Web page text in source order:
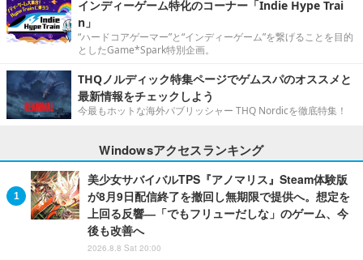
インディーゲーム特化のコーナー「Indie Hype Trai
n」
“ハードコアゲーマー”と“インディーゲーム”を繋げることを目的
としたGame*Spark特別企画。
THQノルディック特集ページでゲムスパのオススメと
最新情報をチェックしよう
今最もホットな海外パブリッシャー THQ Nordicを徹底特集！
Windowsアクセスランキング
美少女サバイバルTPS『アノマリス』Steam体験版
が8月9日配信終了を撤回し無期限で提供へ。想定を
上回る反響―「でもフリューだしな」のゲーム、今
後も改善へ
2026.8.8 Sat 20:00